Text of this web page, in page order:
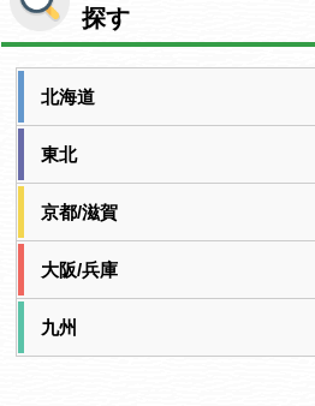
探す
北海道
東北
京都/滋賀
大阪/兵庫
九州